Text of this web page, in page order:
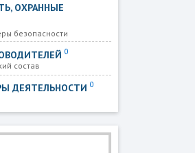
ОХРАННЫЕ
безопасности
0
состав
ДЕЯТЕЛЬНОСТИ 0